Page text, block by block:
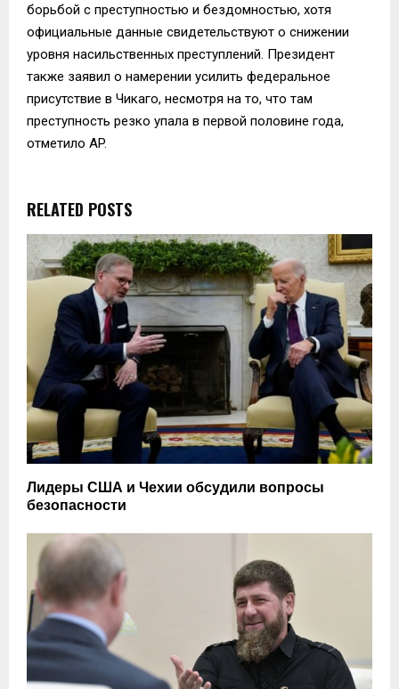
борьбой с преступностью и бездомностью, хотя
официальные данные свидетельствуют о снижении
уровня насильственных преступлений. Президент
также заявил о намерении усилить федеральное
присутствие в Чикаго, несмотря на то, что там
преступность резко упала в первой половине года,
отметило AP.
RELATED POSTS
Лидеры США и Чехии обсудили вопросы
безопасности